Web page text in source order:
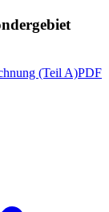
(Teil A)PDF